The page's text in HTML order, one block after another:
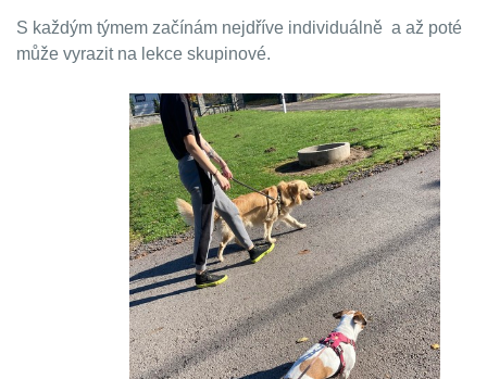
S každým týmem začínám nejdříve individuálně a až poté
může vyrazit na lekce skupinové.